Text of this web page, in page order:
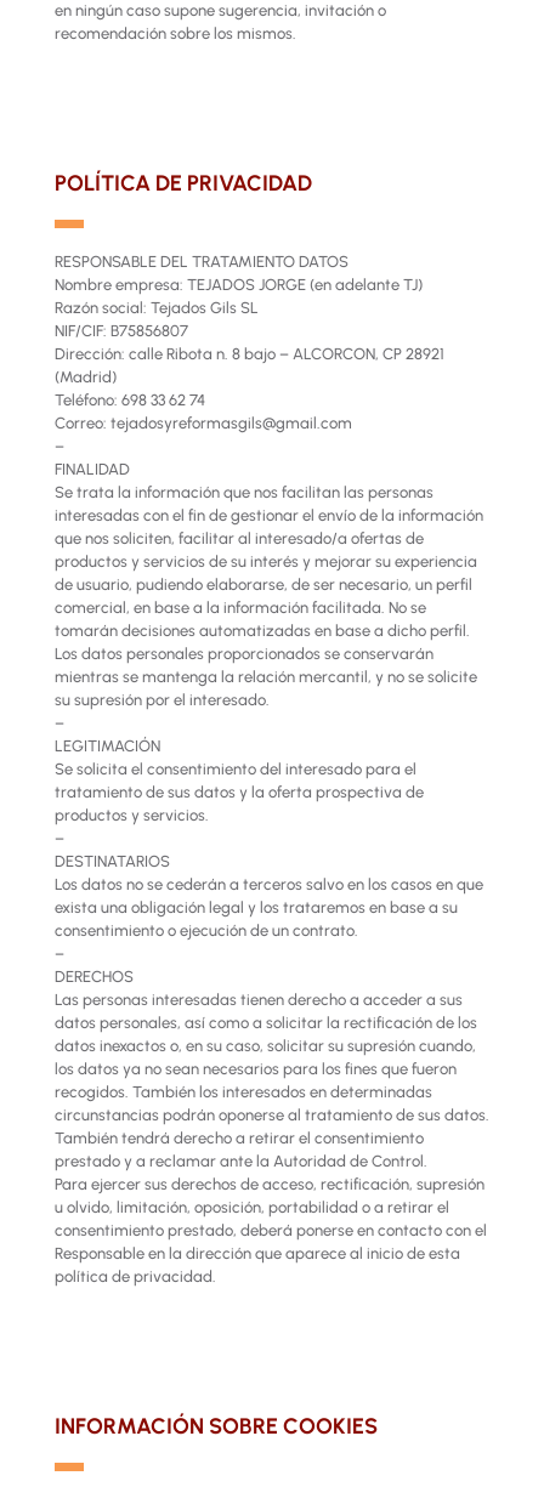
en ningún caso supone sugerencia, invitación o
recomendación sobre los mismos.
POLÍTICA DE PRIVACIDAD
▬
RESPONSABLE DEL TRATAMIENTO DATOS
Nombre empresa: TEJADOS JORGE (en adelante TJ)
Razón social: Tejados Gils SL
NIF/CIF: B75856807
Dirección: calle Ribota n. 8 bajo – ALCORCON, CP 28921
(Madrid)
Teléfono: 698 33 62 74
Correo: tejadosyreformasgils@gmail.com
–
FINALIDAD
Se trata la información que nos facilitan las personas
interesadas con el fin de gestionar el envío de la información
que nos soliciten, facilitar al interesado/a ofertas de
productos y servicios de su interés y mejorar su experiencia
de usuario, pudiendo elaborarse, de ser necesario, un perfil
comercial, en base a la información facilitada. No se
tomarán decisiones automatizadas en base a dicho perfil.
Los datos personales proporcionados se conservarán
mientras se mantenga la relación mercantil, y no se solicite
su supresión por el interesado.
–
LEGITIMACIÓN
Se solicita el consentimiento del interesado para el
tratamiento de sus datos y la oferta prospectiva de
productos y servicios.
–
DESTINATARIOS
Los datos no se cederán a terceros salvo en los casos en que
exista una obligación legal y los trataremos en base a su
consentimiento o ejecución de un contrato.
–
DERECHOS
Las personas interesadas tienen derecho a acceder a sus
datos personales, así como a solicitar la rectificación de los
datos inexactos o, en su caso, solicitar su supresión cuando,
los datos ya no sean necesarios para los fines que fueron
recogidos. También los interesados en determinadas
circunstancias podrán oponerse al tratamiento de sus datos.
También tendrá derecho a retirar el consentimiento
prestado y a reclamar ante la Autoridad de Control.
Para ejercer sus derechos de acceso, rectificación, supresión
u olvido, limitación, oposición, portabilidad o a retirar el
consentimiento prestado, deberá ponerse en contacto con el
Responsable en la dirección que aparece al inicio de esta
política de privacidad.
INFORMACIÓN SOBRE COOKIES
▬